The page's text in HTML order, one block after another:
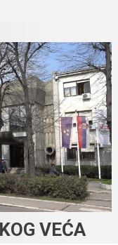
VEĆA